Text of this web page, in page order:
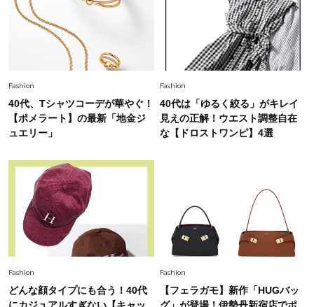
Lifestyle
26年夏の【開運アクション】は”ひと拭き”習
慣！「金運アップ→トイレ、じゃあ底上げ運
は？」
2026.5.22
梅宮アンナさん 電撃婚から1年、家族の価値観
を育み中「理想の暮らしよりも今の心地よさを選
Fashion
中村ゆりさん「40代になり、やっと“仕事以外の
幸福感”に目が向いた」ライフスタイルも、服も
Fashion
白黒でもこんなに華やぐ！40代、夏の「甘めト
ップス×パンツ」コーデ〈3選〉
Fashion 2026.5.29
Fashion
40代、Tシャツコーデが華やぐ！
【ポメラート】の最新「地金ジ
ュエリー」
Fashion
40代は「ゆるく絞る」がキレイ
見えの正解！ウエスト調整自在
な【ドロストワンピ】4選
Fashion
どんな顔タイプにも合う！40代
Fashion
【フェラガモ】新作「HUGバッ